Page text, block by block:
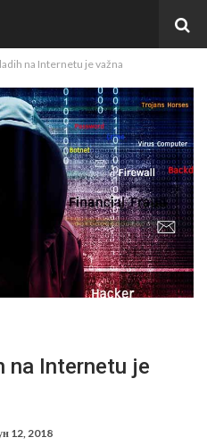
na Internetu je važna
na Internetu je
12, 2018